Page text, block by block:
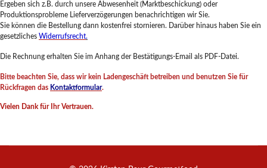
Ergeben sich z.B. durch unsere Abwesenheit (Marktbeschickung) oder
Produktionsprobleme Lieferverzögerungen benachrichtigen wir Sie.
Sie können die Bestellung dann kostenfrei stornieren. Darüber hinaus haben Sie ein
gesetzliches Widerrufsrecht.
Die Rechnung erhalten Sie im Anhang der Bestätigungs-Email als PDF-Datei.
Bitte beachten Sie, dass wir kein Ladengeschäft betreiben und benutzen Sie für
Rückfragen das Kontaktformular.
Vielen Dank für Ihr Vertrauen.